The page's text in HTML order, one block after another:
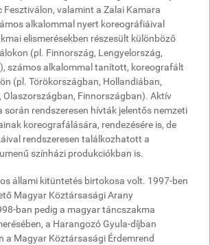
Fesztiválon, valamint a Zalai Kamara
alkalommal nyert koreográfiáival
elismerésekben részesült különböző
(pl. Finnország, Lengyelország,
számos alkalommal tanított, koreografált
(pl. Törökországban, Hollandiában,
Olaszországban, Finnországban). Aktív
rendszeresen hívták jelentős nemzeti
koreografálására, rendezésére is, de
rendszeresen találkozhatott a
színházi produkciókban is.
állami kitüntetés birtokosa volt. 1997-ben
Magyar Köztársasági Arany
ban pedig a magyar táncszakma
a Harangozó Gyula-díjban
a Magyar Köztársasági Érdemrend